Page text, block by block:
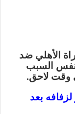
الأهلي ضد
لنفس السبب
وقت لاحق.
بعد